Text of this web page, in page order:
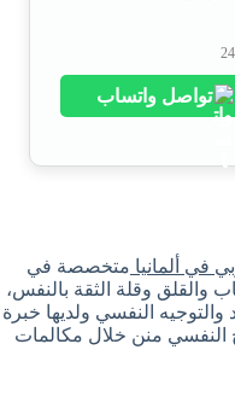
تواصل واتساب
في ألمانيا متخصصة في
والقلق وقلة الثقة بالنفس،
النفسي ولديها خبرة
النفسي منن خلال مكالمات